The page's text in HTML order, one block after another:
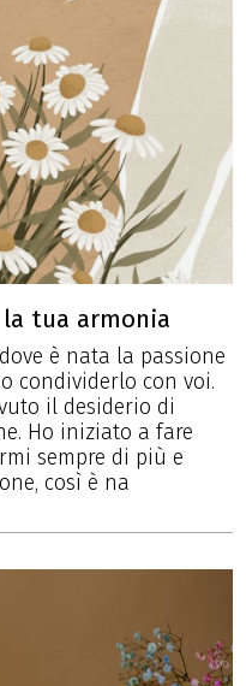
la tua armonia
è nata la passione
condividerlo con voi.
il desiderio di
Ho iniziato a fare
sempre di più e
così è na